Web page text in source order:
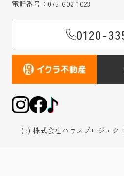
電話番号： 075-602-1023
0120-
(c) 株式会社ハウスプロジェ